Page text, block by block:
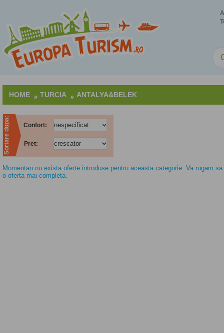
HOME TURCIA ANTALYA&BELEK
Sortare dupa: Confort:
Pret:
Momentan nu exista oferte introduse pentru aceasta categorie. Va rugam
o oferta mai completa.